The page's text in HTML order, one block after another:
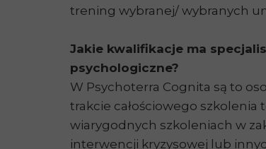
trening wybranej/ wybranych
Jakie kwalifikacje ma
psychologiczne?
W Psychoterra Cognita są to
trakcie całościowego
wiarygodnych szkoleniach w
interwencji kryzysowej lub